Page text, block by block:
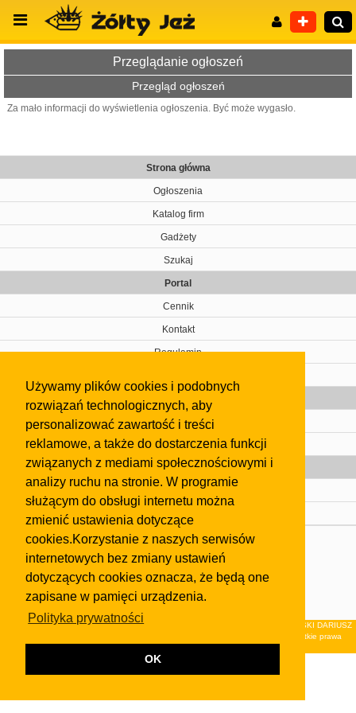
Używamy plików cookies i podobnych
rozwiązań technologicznych, aby
personalizować zawartość i treści
reklamowe, a także do dostarczenia funkcji
związanych z mediami społecznościowymi i
analizy ruchu na stronie. W programie
służącym do obsługi internetu można
zmienić ustawienia dotyczące
cookies.Korzystanie z naszych serwisów
internetowych bez zmiany ustawień
dotyczących cookies oznacza, że będą one
zapisane w pamięci urządzenia.
Polityka prywatności
OK
Przeglądanie ogłoszeń
Przegląd ogłoszeń
Za mało informacji do wyświetlenia ogłoszenia. Być może wygasło.
Strona główna
Ogłoszenia
Katalog firm
Gadżety
Szukaj
Portal
Cennik
Kontakt
Regulamin
Gazeta
Olkusz
Kontakt
Strefa dla biznesu
Biura nieruchomości
Dealerzy i autokomisy
Skontaktuj się z nami
regulaminuiPolityki Prywatności.
Klauzula FB
© 2026Wydawnictwo NEON sp. z o.o. (dawniej: FIRMA NEON MAREK KLUCZEWSKI DARIUSZ
KRAWCZYK s.c.) z siedzibą w Olkuszu, ul.Żuradzka 15, 32-300 Olkusz . Wszystkie prawa